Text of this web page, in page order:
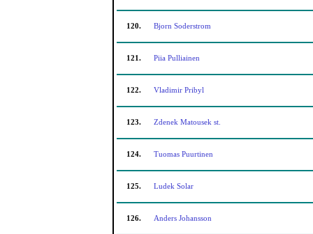
120. Bjorn Soderstrom
121. Piia Pulliainen
122. Vladimir Pribyl
123. Zdenek Matousek st.
124. Tuomas Puurtinen
125. Ludek Solar
126. Anders Johansson